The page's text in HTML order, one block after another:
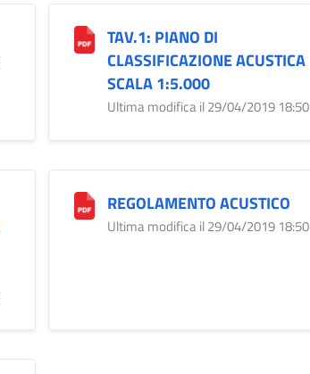
TAV.1: PIANO DI
CLASSIFICAZIONE ACUSTICA
SCALA 1:5.000
Ultima modifica il 29/04/2019 18:50
REGOLAMENTO ACUSTICO
Ultima modifica il 29/04/2019 18:50